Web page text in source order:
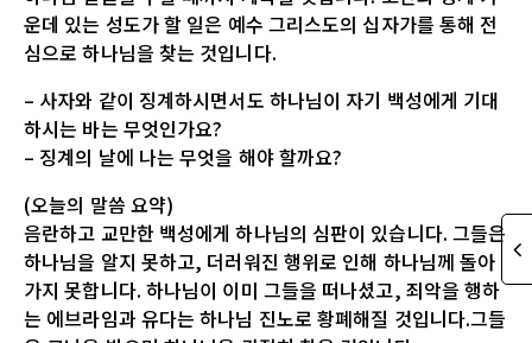
운데 있는 성도가 할 일은 예수 그리스도의 십자가를 통해 전
심으로 하나님을 찾는 것입니다.
– 사자와 같이 징계하시면서도 하나님이 자기 백성에게 기대
하시는 바는 무엇인가요?
– 징계의 날에 나는 무엇을 해야 할까요?
(오늘의 말씀 요약)
음란하고 교만한 백성에게 하나님의 심판이 있습니다. 그들은
하나님을 알지 못하고, 더러워진 행위로 인해 하나님께 돌아
가지 못합니다. 하나님이 이미 그들을 떠나셨고, 죄악을 행하
는 에브라임과 유다는 하나님 진노로 황폐해질 것입니다.그들